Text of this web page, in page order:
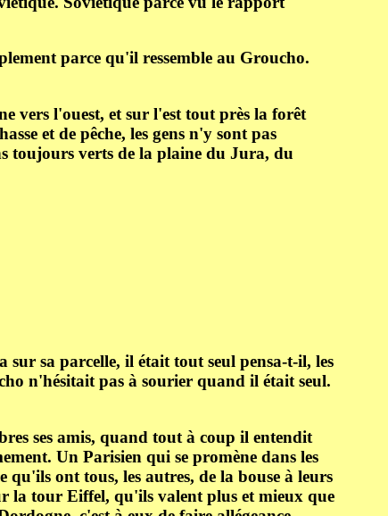
parce qu'il ressemble au Groucho.
vers l'ouest, et sur l'est tout près la forêt
et de pêche, les gens n'y sont pas
toujours verts de la plaine du Jura, du
sur sa parcelle, il était tout seul pensa-t-il, les
n'hésitait pas à sourier quand il était seul.
ses amis, quand tout à coup il entendit
Un Parisien qui se promène dans les
ont tous, les autres, de la bouse à leurs
la tour Eiffel, qu'ils valent plus et mieux que